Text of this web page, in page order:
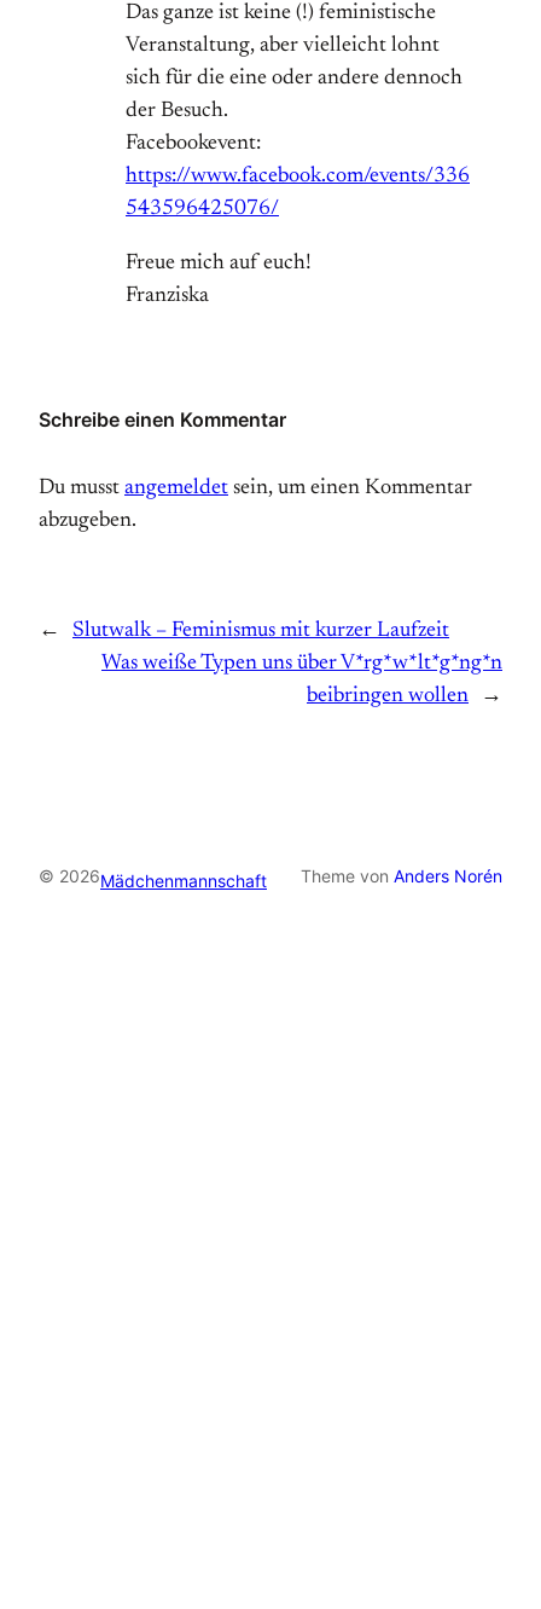
Das ganze ist keine (!) feministische
Veranstaltung, aber vielleicht lohnt
sich für die eine oder andere dennoch
der Besuch.
Facebookevent:
https://www.facebook.com/events/336
543596425076/
Freue mich auf euch!
Franziska
Schreibe einen Kommentar
Du musst angemeldet sein, um einen Kommentar
abzugeben.
←
Slutwalk – Feminismus mit kurzer Laufzeit
Was weiße Typen uns über V*rg*w*lt*g*ng*n
beibringen wollen
→
© 2026Mädchenmannschaft Theme von Anders Norén